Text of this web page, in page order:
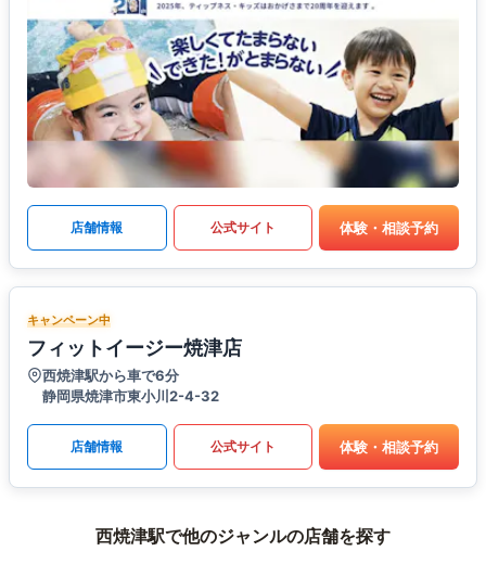
店舗情報 公式サイト 体験・相談予約
キャンペーン中
フィットイージー焼津店
西焼津駅から車で6分
静岡県焼津市東小川2-4-32
店舗情報 公式サイト 体験・相談予約
西焼津駅で他のジャンルの店舗を探す